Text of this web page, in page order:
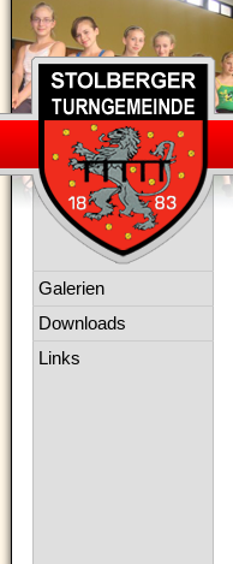
Navigation
Galerien
Downloads
Links